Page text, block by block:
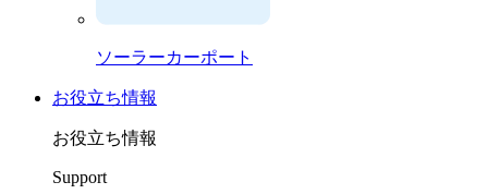
ソーラーカーポート
お役立ち情報
お役立ち情報
Support